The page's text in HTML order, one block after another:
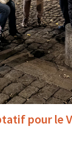
pour le